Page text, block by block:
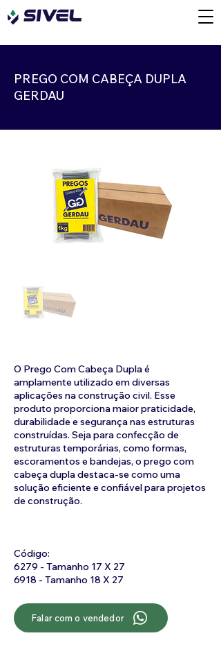
PREGO COM CABEÇA DUPLA
GERDAU
O Prego Com Cabeça Dupla é
amplamente utilizado em diversas
aplicações na construção civil. Esse
produto proporciona maior praticidade,
durabilidade e segurança nas estruturas
construídas. Seja para confecção de
estruturas temporárias, como formas,
escoramentos e bandejas, o prego com
cabeça dupla destaca-se como uma
solução eficiente e confiável para projetos
de construção.
Código:
6279 - Tamanho 17 X 27
6918 - Tamanho 18 X 27
Falar com o vendedor